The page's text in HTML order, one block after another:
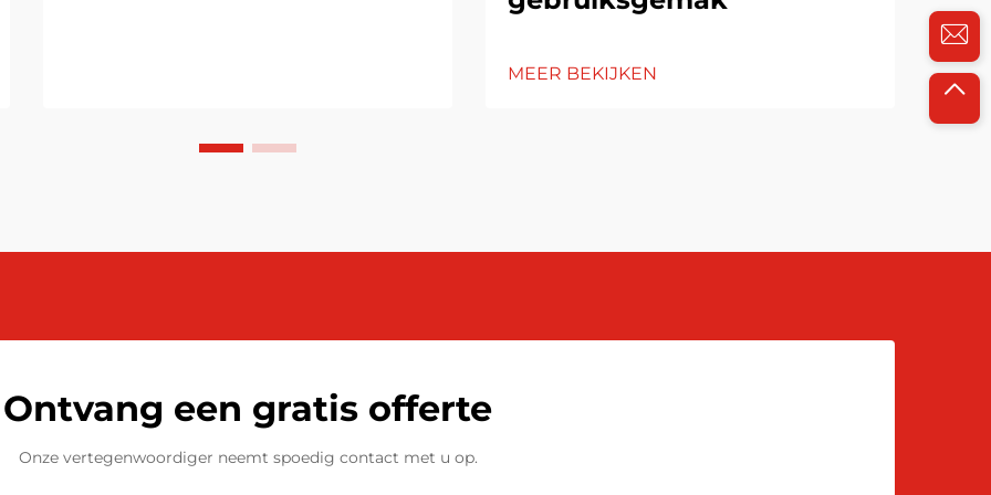
MEER BEKIJKEN
Ontvang een gratis offerte
Onze vertegenwoordiger neemt spoedig contact met u op.